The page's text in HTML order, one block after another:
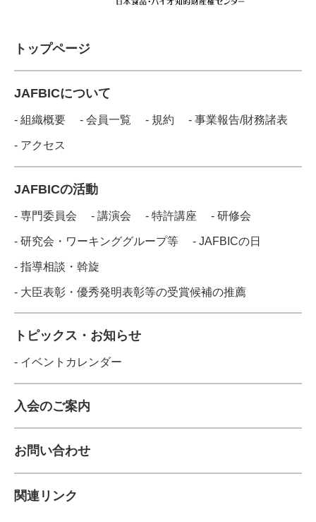
トップページ
JAFBICについて
- 組織概要 - 会員一覧 - 規約 - 事業報告/財務諸表
- アクセス
JAFBICの活動
- 専門委員会 - 講演会 - 特許講座 - 研修会
- 研究会・ワーキンググループ等 - JAFBICの日
- 指導相談・斡旋
- 大臣表彰・優秀発明表彰等の受賞候補の推薦
トピックス・お知らせ
- イベントカレンダー
入会のご案内
お問い合わせ
関連リンク